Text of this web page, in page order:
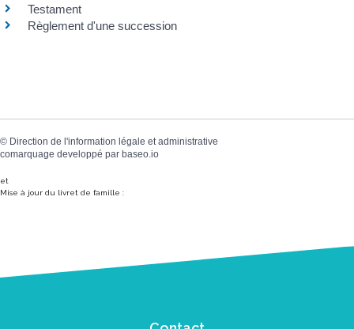
Testament
Règlement d'une succession
© Direction de l'information légale et administrative
comarquage developpé par baseo.io
et
Mise à jour du livret de famille :